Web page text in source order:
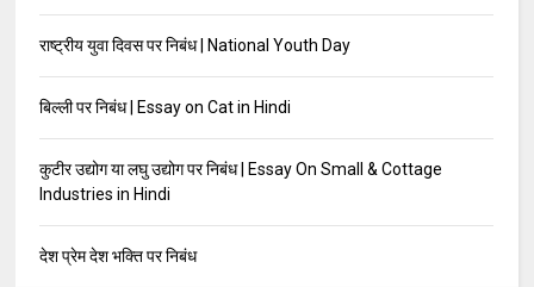
राष्ट्रीय युवा दिवस पर निबंध | National Youth Day
बिल्ली पर निबंध | Essay on Cat in Hindi
कुटीर उद्योग या लघु उद्योग पर निबंध | Essay On Small & Cottage
Industries in Hindi
देश प्रेम देश भक्ति पर निबंध